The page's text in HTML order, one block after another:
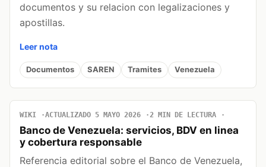
documentos y su relacion con legalizaciones y
apostillas.
Leer nota
Documentos SAREN Tramites Venezuela
WIKI ACTUALIZADO 5 MAYO 2026 2 MIN DE LECTURA
Banco de Venezuela: servicios, BDV en linea
y cobertura responsable
Referencia editorial sobre el Banco de Venezuela,